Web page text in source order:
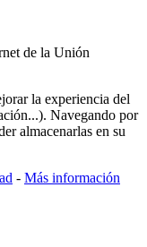
de la Unión
la experiencia del
Navegando por
almacenarlas en su
- Más información